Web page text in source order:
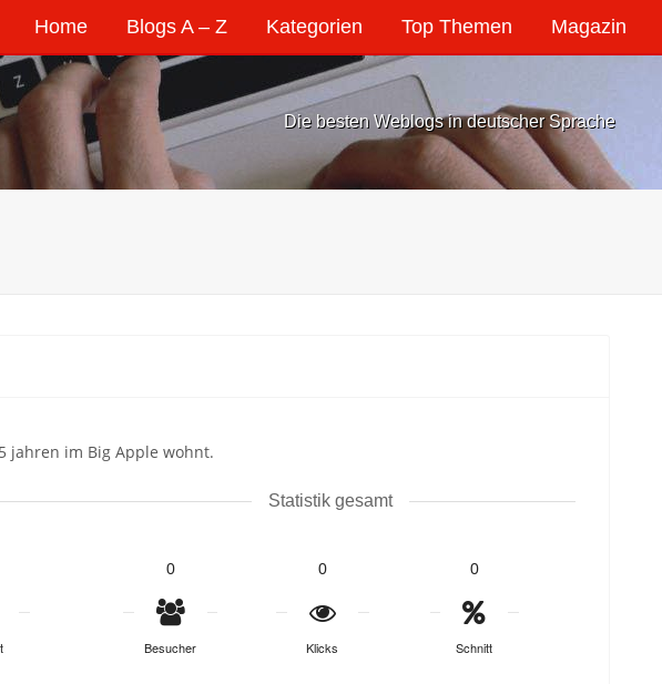
Home Blogs A – Z Kategorien Top Themen Magazin
Die besten Weblogs in deutscher Sprache
jahren im Big Apple wohnt.
Statistik gesamt
0
Besucher
0
Klicks
0
Schnitt